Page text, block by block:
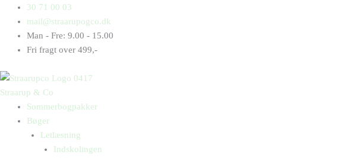
indholdet
30 71 00 03
mail@straarupogco.dk
Man - Fre: 9.00 - 15.00
Fri fragt over 499,-
Straarup & Co
Sommerbogpakker
Bøger
Letlæsning
Indskolingen
Products
search
Products
search